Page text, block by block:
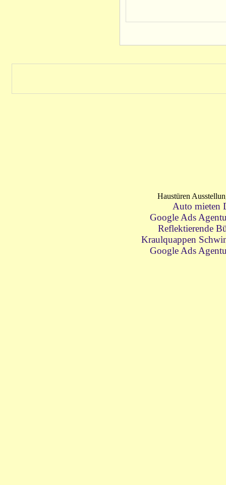
Haustüren
Auto mieten
Google Ads
Reflektierende
Kraulquappen
Google Ads